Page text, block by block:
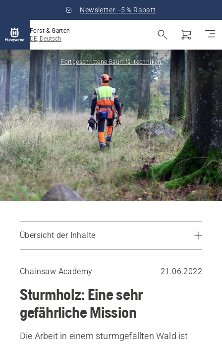
Newsletter: -5 % Rabatt
Forst & Garten
DE, Deutsch
Fortgeschrittene Baumfälltechniken
Übersicht der Inhalte
Die richtige Reihenfolge beim Fällen
Chainsaw Academy 21.06.2022
Sturmholz: Eine sehr
gefährliche Mission
Die Arbeit in einem sturmgefällten Wald ist